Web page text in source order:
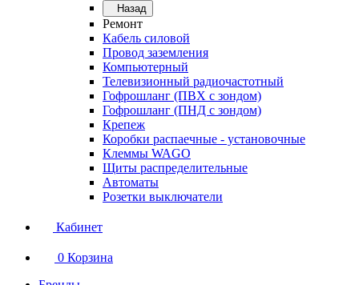
Назад
Ремонт
Кабель силовой
Провод заземления
Компьютерный
Телевизионный радиочастотный
Гофрошланг (ПВХ с зондом)
Гофрошланг (ПНД с зондом)
Крепеж
Коробки распаечные - установочные
Клеммы WAGO
Щиты распределительные
Автоматы
Розетки выключатели
Кабинет
0 Корзина